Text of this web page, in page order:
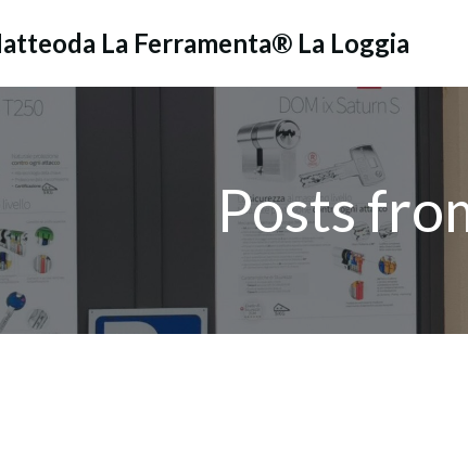
La Ferramenta® La Loggia
Posts